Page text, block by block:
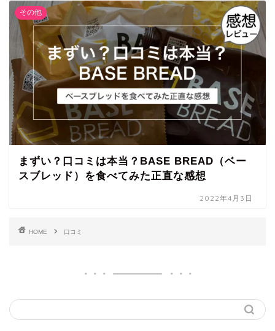
その他
まずい？口コミは本当？BASE BREAD（ベー
スブレッド）を食べてみた正直な感想
2022年4月3日
HOME 口コミ